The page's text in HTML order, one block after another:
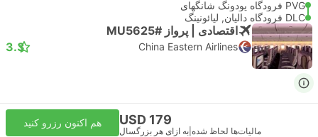
PVG فرودگاه پودونگ شانگهای
DLC فرودگاه دالیان, لیائونینگ
اقتصادی | پرواز #MU5625
China Eastern Airlines
3.3
USD 179
مالیات‌ها لحاظ شده به ازای هر بزرگسال
هم اکنون رزرو کنید